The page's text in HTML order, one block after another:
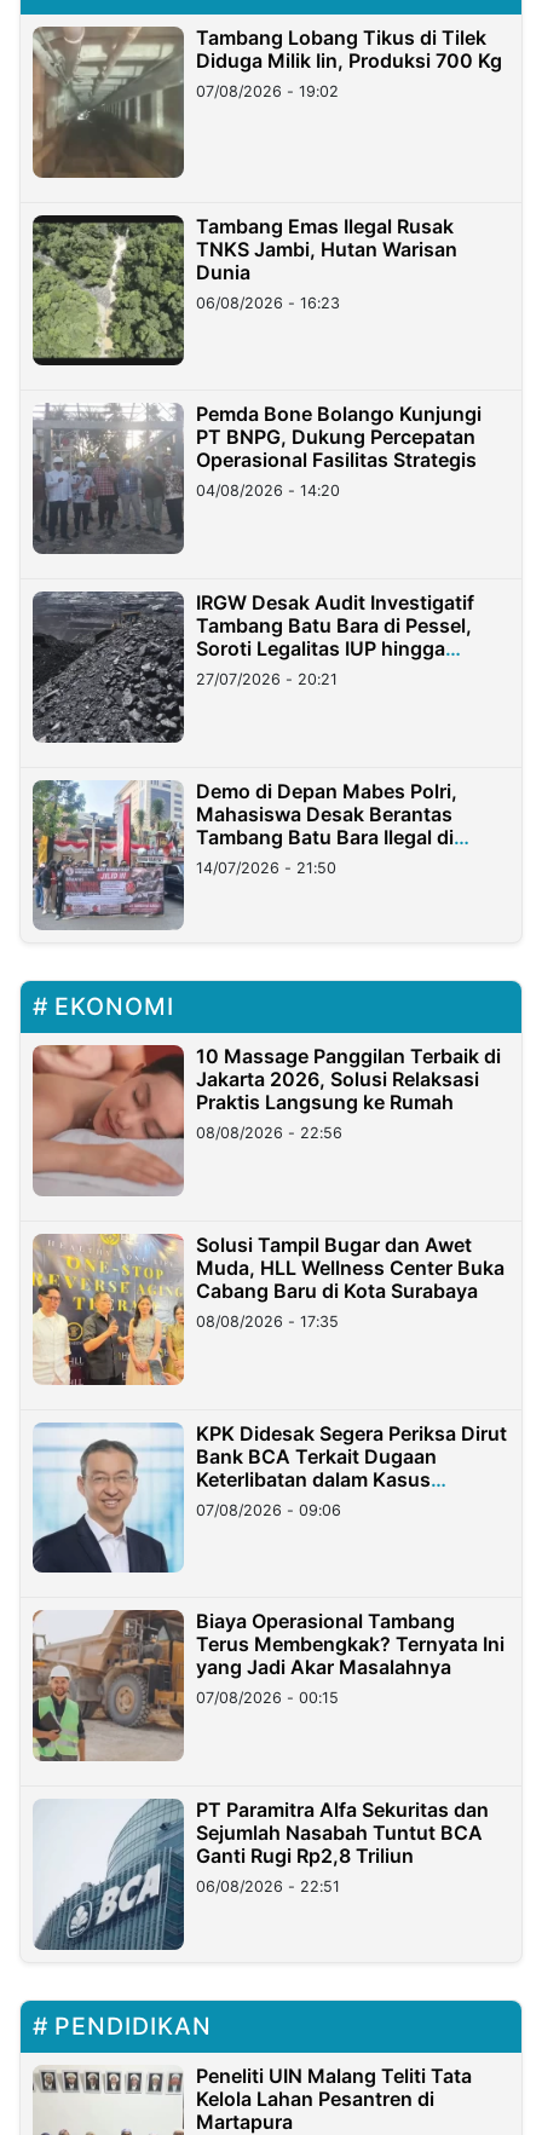
Tambang Lobang Tikus di Tilek
Diduga Milik Iin, Produksi 700 Kg
07/08/2026 - 19:02
Tambang Emas Ilegal Rusak
TNKS Jambi, Hutan Warisan
Dunia
06/08/2026 - 16:23
Pemda Bone Bolango Kunjungi
PT BNPG, Dukung Percepatan
Operasional Fasilitas Strategis
04/08/2026 - 14:20
IRGW Desak Audit Investigatif
Tambang Batu Bara di Pessel,
Soroti Legalitas IUP hingga
Stockpile
27/07/2026 - 20:21
Demo di Depan Mabes Polri,
Mahasiswa Desak Berantas
Tambang Batu Bara Ilegal di
Lampung
14/07/2026 - 21:50
EKONOMI
10 Massage Panggilan Terbaik di
Jakarta 2026, Solusi Relaksasi
Praktis Langsung ke Rumah
08/08/2026 - 22:56
Solusi Tampil Bugar dan Awet
Muda, HLL Wellness Center Buka
Cabang Baru di Kota Surabaya
08/08/2026 - 17:35
KPK Didesak Segera Periksa Dirut
Bank BCA Terkait Dugaan
Keterlibatan dalam Kasus
Hilangnya Dana Nasabah Rp2,58
Miliar
07/08/2026 - 09:06
Biaya Operasional Tambang
Terus Membengkak? Ternyata Ini
yang Jadi Akar Masalahnya
07/08/2026 - 00:15
PT Paramitra Alfa Sekuritas dan
Sejumlah Nasabah Tuntut BCA
Ganti Rugi Rp2,8 Triliun
06/08/2026 - 22:51
PENDIDIKAN
Peneliti UIN Malang Teliti Tata
Kelola Lahan Pesantren di
Martapura